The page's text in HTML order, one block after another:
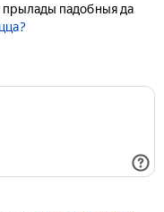
прылады падобныя да